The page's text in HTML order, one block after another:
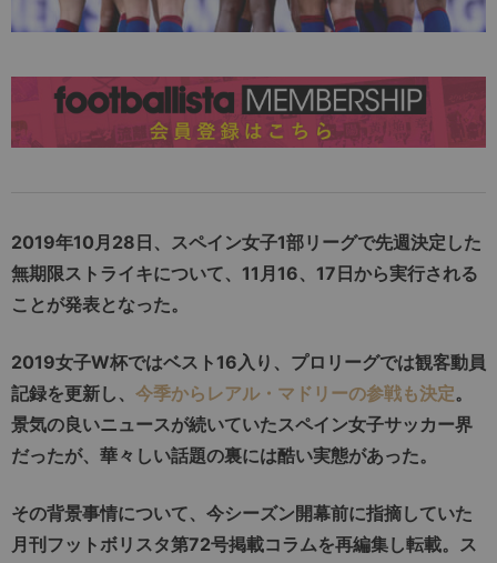
2019年10月28日、スペイン女子1部リーグで先週決定した
無期限ストライキについて、11月16、17日から実行される
ことが発表となった。
2019女子W杯ではベスト16入り、プロリーグでは観客動員
記録を更新し、 今季からレアル・マドリーの参戦も決定。
景気の良いニュースが続いていたスペイン女子サッカー界
だったが、華々しい話題の裏には酷い実態があった。
その背景事情について、今シーズン開幕前に指摘していた
月刊フットボリスタ第72号掲載コラムを再編集し転載。ス